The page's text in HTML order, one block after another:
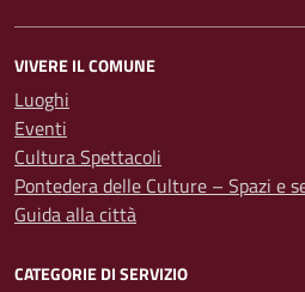
VIVERE IL COMUNE
Luoghi
Eventi
Cultura Spettacoli
Pontedera delle Culture – Spazi e
Guida alla città
CATEGORIE DI SERVIZIO